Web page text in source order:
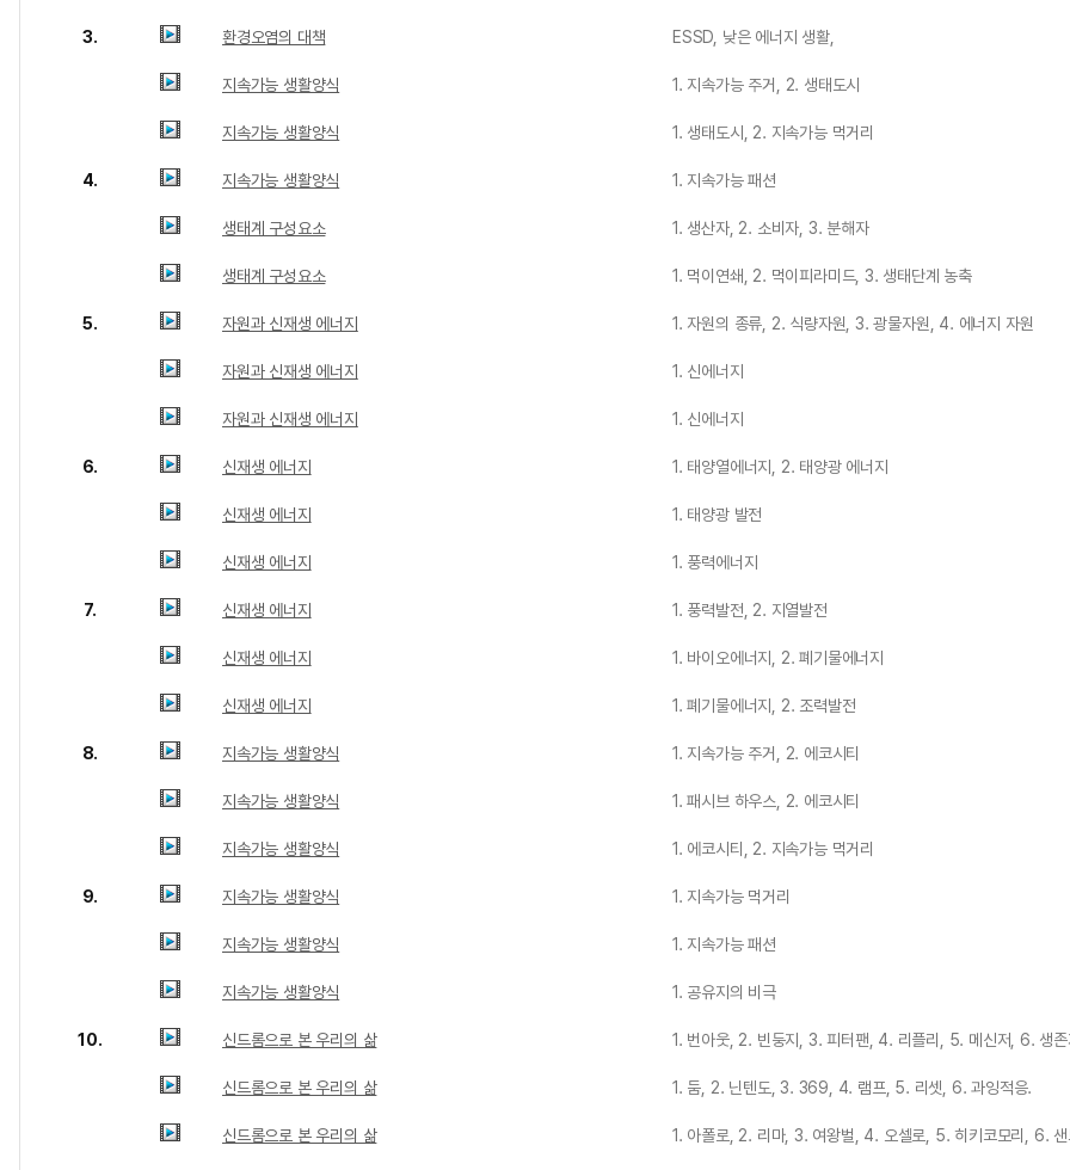
3. 환경오염의 대책 ESSD, 낮은 에너지 생활,
지속가능 생활양식 1. 지속가능 주거, 2. 생태도시
지속가능 생활양식 1. 생태도시, 2. 지속가능 먹거리
4. 지속가능 생활양식 1. 지속가능 패션
생태계 구성요소 1. 생산자, 2. 소비자, 3. 분해자
생태계 구성요소 1. 먹이연쇄, 2. 먹이피라미드, 3. 생태단계 농축
5. 자원과 신재생 에너지 1. 자원의 종류, 2. 식량자원, 3. 광물자원, 4. 에너지 자원
자원과 신재생 에너지 1. 신에너지
자원과 신재생 에너지 1. 신에너지
6. 신재생 에너지 1. 태양열에너지, 2. 태양광 에너지
신재생 에너지 1. 태양광 발전
신재생 에너지 1. 풍력에너지
7. 신재생 에너지 1. 풍력발전, 2. 지열발전
신재생 에너지 1. 바이오에너지, 2. 폐기물에너지
신재생 에너지 1. 폐기물에너지, 2. 조력발전
8. 지속가능 생활양식 1. 지속가능 주거, 2. 에코시티
지속가능 생활양식 1. 패시브 하우스, 2. 에코시티
지속가능 생활양식 1. 에코시티, 2. 지속가능 먹거리
9. 지속가능 생활양식 1. 지속가능 먹거리
지속가능 생활양식 1. 지속가능 패션
지속가능 생활양식 1. 공유지의 비극
10. 신드롬으로 본 우리의 삶 1. 번아웃, 2. 빈둥지, 3. 피터팬, 4. 리플리, 5. 메신저, 6. 생존
신드롬으로 본 우리의 삶 1. 둠, 2. 닌텐도, 3. 369, 4. 램프, 5. 리셋, 6. 과잉적응.
신드롬으로 본 우리의 삶 1. 아폴로, 2. 리마, 3. 여왕벌, 4. 오셀로, 5. 히키코모리, 6. 샌